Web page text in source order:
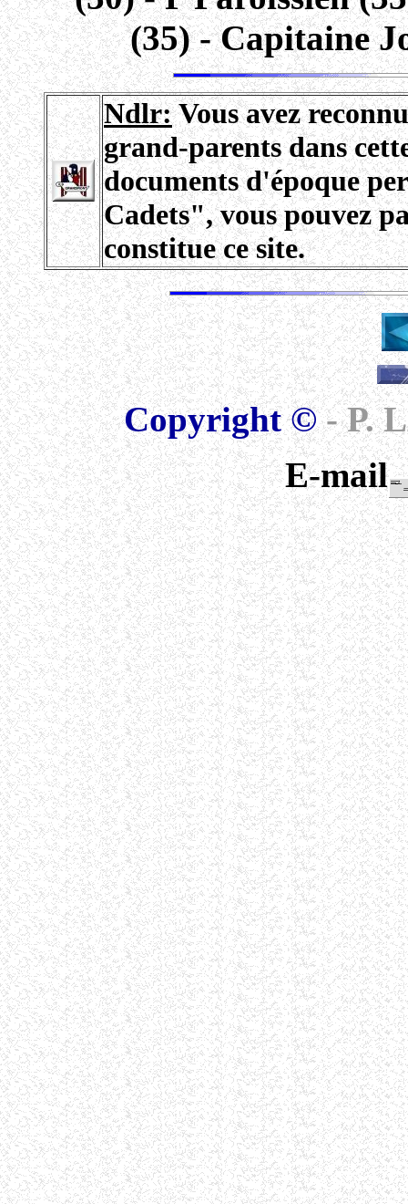
(35) - Capitaine
Ndlr:Vous avez
grand-parents dans
documents d'époque
Cadets", vous pouvez
constitue ce site.
Copyright ©- P.
E-mail